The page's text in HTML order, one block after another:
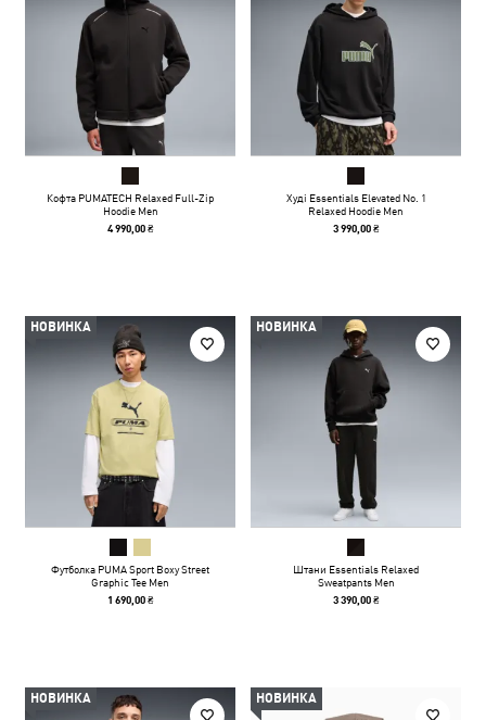
Кофта PUMATECH Relaxed Full-Zip
Hoodie Men
4 990,00 ₴
Худі Essentials Elevated No. 1
Relaxed Hoodie Men
3 990,00 ₴
НОВИНКА
Футболка PUMA Sport Boxy Street
Graphic Tee Men
1 690,00 ₴
НОВИНКА
Штани Essentials Relaxed
Sweatpants Men
3 390,00 ₴
НОВИНКА НОВИНКА